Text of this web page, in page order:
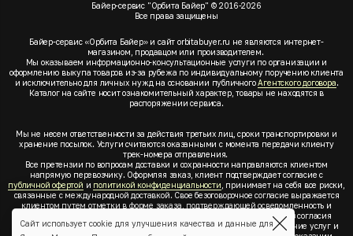
Байер-сервис "Орбита Байер" © 2016-2026
Все права защищены
Байер-сервис «Орбита Байер» и сайт orbitabuyer.ru не являются интернет-
магазином, продавцом или производителем.
Мы оказываем информационно-консультационные услуги по организации и
оформлению выкупа товаров из-за рубежа по индивидуальному поручению клиента
и исключительно для личных нужд на основании публичногоАгентского договора.
Каталог на сайте носит ознакомительный характер, товары не находятся в
распоряжении сервиса.
Мы не несем ответственности за действия третьих лиц, сроки транспортировки и
хранение посылок. Услуги считаются оказанными с момента передачи клиенту
трек-номера отправления.
Все претензии по вопросам доставки и сохранности направляются клиентом
напрямую перевозчику. Оформляя заказ, клиент подтверждает согласие с
публичной офертой и политикой конфиденциальности , принимает на себя все риски,
связанные с международной доставкой. Свое безоговорочное согласие выражается
клиентом путем отметки в форме заказа, подтверждающей осведомленность и
согласие клиента со всеми предлагаемыми сервисом условиями. Без согласия
клиента спубличной офертой иполитикой конфиденциальностиоказание услуг и
Сайт использует cookie для улучшения качества и данные для